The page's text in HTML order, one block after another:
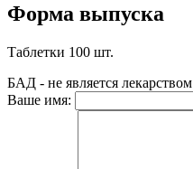
Форма выпуска
Таблетки 100 шт.
БАД - не является лекарством
Ваше имя: